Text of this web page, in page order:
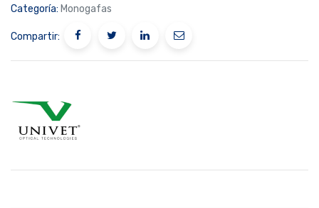
Categoría: Monogafas
Compartir: